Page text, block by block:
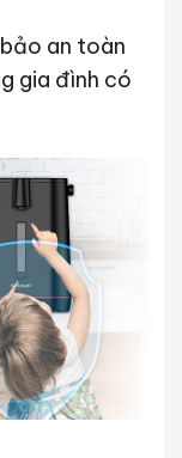
an toàn
gia đình có